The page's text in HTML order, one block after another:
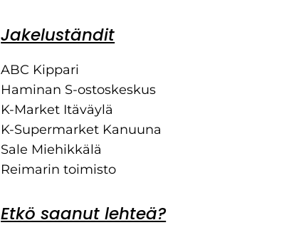
Jakeluständit
ABC Kippari
Haminan S-ostoskeskus
K-Market Itäväylä
K-Supermarket Kanuuna
Sale Miehikkälä
Reimarin toimisto
Etkö saanut lehteä?